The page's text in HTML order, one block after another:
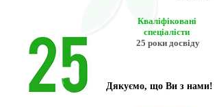
Кваліфіковані
спеціалісти
25 роки досвіду
Дякуємо, що Ви з нами!